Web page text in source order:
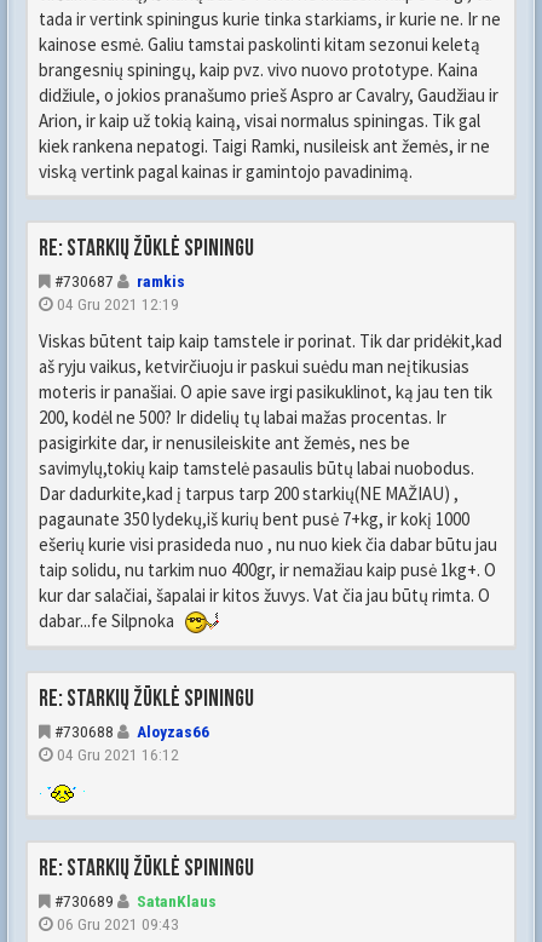
tada ir vertink spiningus kurie tinka starkiams, ir kurie ne. Ir ne
kainose esmė. Galiu tamstai paskolinti kitam sezonui keletą
brangesnių spiningų, kaip pvz. vivo nuovo prototype. Kaina
didžiule, o jokios pranašumo prieš Aspro ar Cavalry, Gaudžiau ir
Arion, ir kaip už tokią kainą, visai normalus spiningas. Tik gal
kiek rankena nepatogi. Taigi Ramki, nusileisk ant žemės, ir ne
viską vertink pagal kainas ir gamintojo pavadinimą.
Re: Starkių žūklė spiningu
#730687
ramkis
04 Gru 2021 12:19
Viskas būtent taip kaip tamstele ir porinat. Tik dar pridėkit,kad
aš ryju vaikus, ketvirčiuoju ir paskui suėdu man neįtikusias
moteris ir panašiai. O apie save irgi pasikuklinot, ką jau ten tik
200, kodėl ne 500? Ir didelių tų labai mažas procentas. Ir
pasigirkite dar, ir nenusileiskite ant žemės, nes be
savimylų,tokių kaip tamstelė pasaulis būtų labai nuobodus.
Dar dadurkite,kad į tarpus tarp 200 starkių(NE MAŽIAU) ,
pagaunate 350 lydekų,iš kurių bent pusė 7+kg, ir kokį 1000
ešerių kurie visi prasideda nuo , nu nuo kiek čia dabar būtu jau
taip solidu, nu tarkim nuo 400gr, ir nemažiau kaip pusė 1kg+. O
kur dar salačiai, šapalai ir kitos žuvys. Vat čia jau būtų rimta. O
dabar...fe Silpnoka
Re: Starkių žūklė spiningu
#730688
Aloyzas66
04 Gru 2021 16:12
Re: Starkių žūklė spiningu
#730689
SatanKlaus
06 Gru 2021 09:43